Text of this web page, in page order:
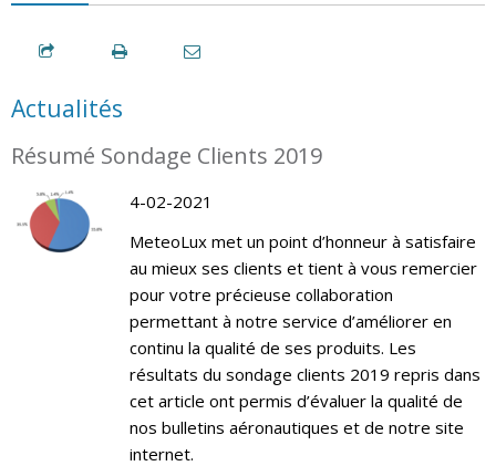
Actualités
Résumé Sondage Clients 2019
4-02-2021
MeteoLux met un point d’honneur à satisfaire
au mieux ses clients et tient à vous remercier
pour votre précieuse collaboration
permettant à notre service d’améliorer en
continu la qualité de ses produits. Les
résultats du sondage clients 2019 repris dans
cet article ont permis d’évaluer la qualité de
nos bulletins aéronautiques et de notre site
internet.